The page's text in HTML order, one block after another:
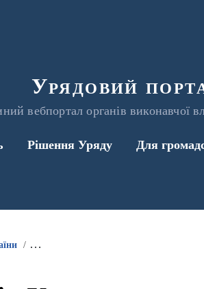
Урядовий
вебпортал органів виконавчої
Рішення Уряду Для
Інформація про участь членів Уряду